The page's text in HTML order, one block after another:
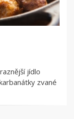
jídlo
zvané